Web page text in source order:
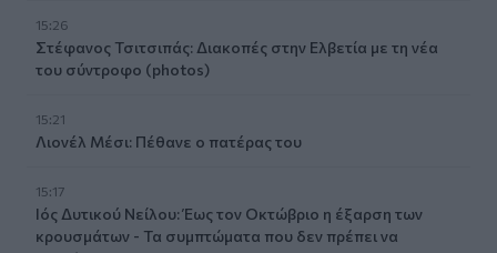
15:26
Στέφανος Τσιτσιπάς: Διακοπές στην Ελβετία με τη νέα
του σύντροφο (photos)
15:21
Λιονέλ Μέσι: Πέθανε ο πατέρας του
15:17
Ιός Δυτικού Νείλου: Έως τον Οκτώβριο η έξαρση των
κρουσμάτων - Τα συμπτώματα που δεν πρέπει να